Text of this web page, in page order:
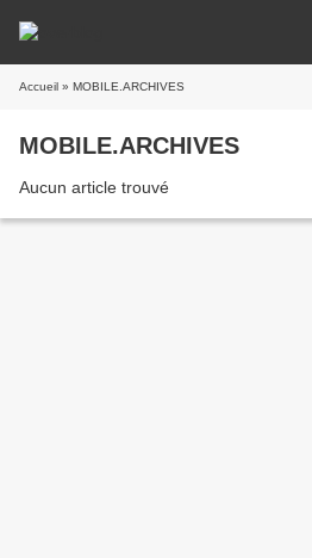
Accueil » MOBILE.ARCHIVES
MOBILE.ARCHIVES
Aucun article trouvé